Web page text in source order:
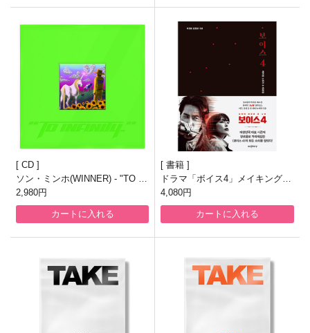
CD
ソン・ミンホ(WINNER) - "TO IN
FINITY." [正規3集/GREEN ver.]
2,980円
カートに入れる
書籍
ドラマ「ボイス4」メイキングス
トーリー＆台本集
4,080円
カートに入れる